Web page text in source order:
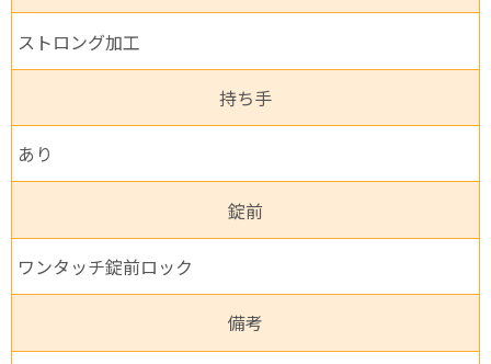
ストロング加工
持ち手
あり
錠前
ワンタッチ錠前ロック
備考